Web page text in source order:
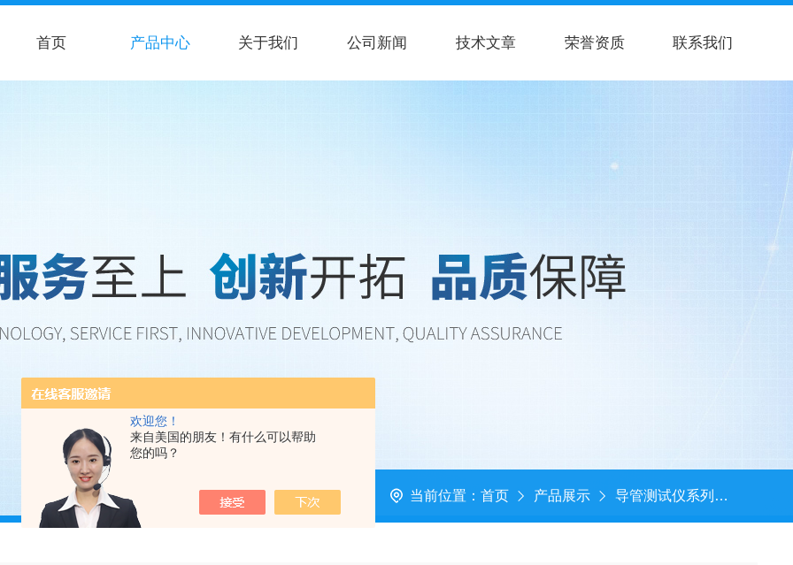
欢迎您！
来自美国的朋友！有什么可以帮助
您的吗？
首页 产品中心 关于我们 公司新闻 技术文章 荣誉资质 联系我们
当前位置： 首页 产品展示 导管测试仪系列